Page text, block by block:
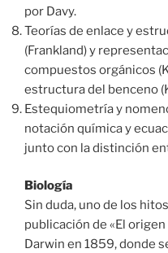
por Davy.
Teorías de enlace y
(Frankland) y
compuestos orgánicos
estructura del benceno
Estequiometría y
notación química y
junto con la distinción
Biología
Sin duda, uno de los
publicación de «El
Darwin en 1859, donde